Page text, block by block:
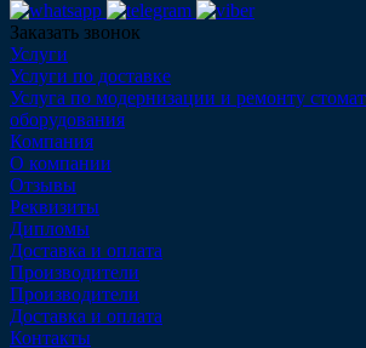
Заказать звонок
Услуги
Услуги по доставке
Услуга по модернизации и ремонту
оборудования
Компания
О компании
Отзывы
Реквизиты
Дипломы
Доставка и оплата
Производители
Производители
Доставка и оплата
Контакты